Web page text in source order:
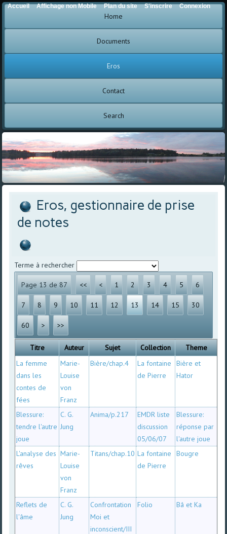
Home
Documents
Eros
Contact
Search
Eros, gestionnaire de prise
de notes
Terme à rechercher
Page 13 de 87 << < 1 2 3 4 5 6
7 8 9 10 11 12 13 14 15 30
60 > >>
Titre Auteur Sujet Collection
Theme
La femme
dans les
contes de
fées
Marie-
Louise
von
Franz
Bière/chap.4
La fontaine
de Pierre
Bière et
Hator
Blessure:
tendre l'autre
joue
C. G.
Jung
Anima/p.217
EMDR liste
discussion
05/06/07
Blessure:
réponse par
l'autre joue
L'analyse des
rêves
Marie-
Louise
von
Franz
Titans/chap.10 La fontaine
de Pierre
Bougre
Reflets de
l'âme
C. G.
Jung
Confrontation
Moi et
inconscient/III
Folio Bâ et Ka
Accueil Affichage non Mobile Plan du site S'inscrire Connexion